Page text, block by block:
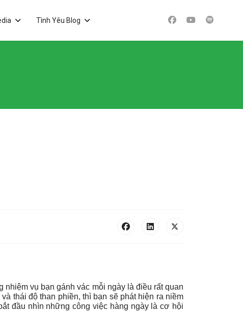
Tình Yêu Blog
vụ bạn gánh vác mỗi ngày là điều rất quan
thái độ than phiền, thì bạn sẽ phát hiện ra niềm
đầu nhìn những công việc hàng ngày là cơ hội